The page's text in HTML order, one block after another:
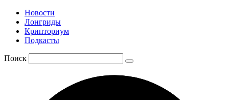
Новости
Лонгриды
Крипториум
Подкасты
Поиск